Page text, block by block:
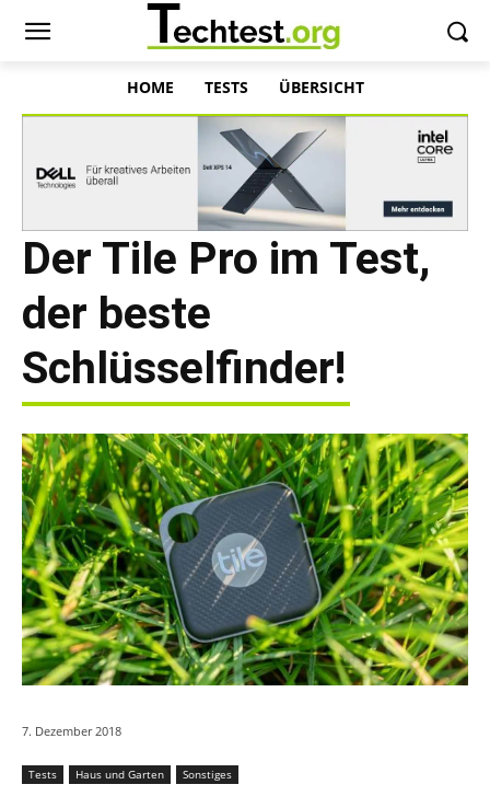
HOME TESTS ÜBERSICHT
Der Tile Pro im Test,
der beste
Schlüsselfinder!
7. Dezember 2018
Tests Haus und Garten Sonstiges